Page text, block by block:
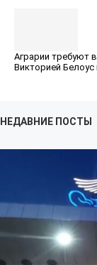
Аграрии требуют
Викторией
НЕДАВНИЕ ПОСТЫ